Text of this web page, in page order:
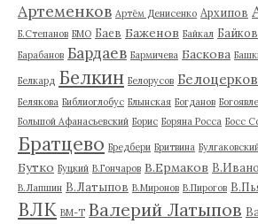
Артеменков Артём Денисенко Архипов
Б.Степанов БМО Баев Баженов Байкал Байков
Барабанов Бардаев Бармичева Баскова
Белкард Белкин Белорусов
Белякова Библиоглобус Блынская Богданов
Большой Афанасьевский Борис Боряна Росса Босс
Братцево Бредбери Бритвина
Бутко Буцкий В.Гончаров В.Ермаков
В.Лапшин В.Латыпов В.Миронов В.Пирогов
ВЛК ВМ-Т Валерий Латыпов